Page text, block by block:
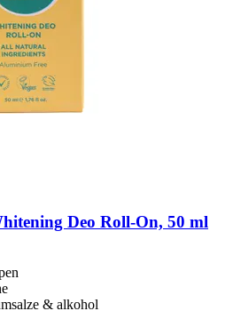
Deo Roll-​On, 50 ml
& alkohol